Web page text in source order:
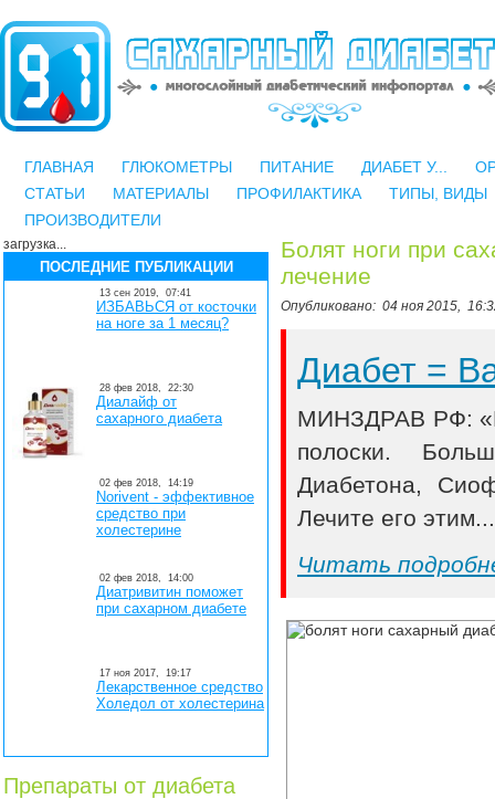
ГЛАВНАЯ ГЛЮКОМЕТРЫ ПИТАНИЕ ДИАБЕТ У...
СТАТЬИ
МАТЕРИАЛЫ ПРОФИЛАКТИКА
ТИПЫ, ВИДЫ
ПРОИЗВОДИТЕЛИ
загрузка...
ПОСЛЕДНИЕ ПУБЛИКАЦИИ
13 сен 2019, 07:41
ИЗБАВЬСЯ от косточки
на ноге за 1 месяц?
28 фев 2018, 22:30
Диалайф от
сахарного диабета
02 фев 2018, 14:19
Norivent - эффективное
средство при
холестерине
02 фев 2018, 14:00
Диатривитин поможет
при сахарном диабете
17 ноя 2017, 19:17
Лекарственное средство
Холедол от холестерина
Препараты от диабета
Болят ноги при
лечение
Опубликовано: 04 ноя 2015,
Диабет =
МИНЗДРАВ РФ:
полоски.
Диабетона,
Лечите его
Читать